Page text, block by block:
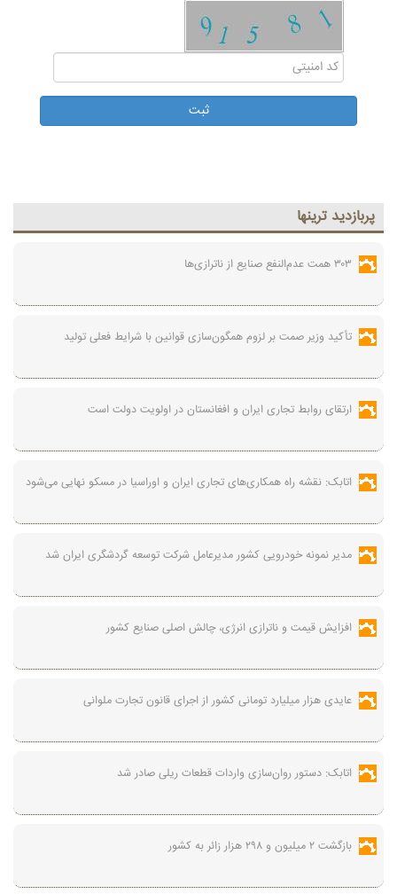
پربازديد ترينها
۳۰۳ همت عدم‌النفع صنایع از ناترازی‌ها
تأکید وزیر صمت بر لزوم همگون‌سازی قوانین با شرایط فعلی تولید
ارتقای روابط تجاری ایران و افغانستان در اولویت دولت است
اتابک: نقشه راه همکاری‌های تجاری ایران و اوراسیا در مسکو نهایی می‌شود
مدیر نمونه خودرویی کشور مدیرعامل شرکت توسعه گردشگری ایران شد
افزایش قیمت و ناترازی انرژی، چالش اصلی صنایع کشور
عایدی هزار میلیارد تومانی کشور از اجرای قانون تجارت ملوانی
اتابک: دستور روان‌سازی واردات قطعات ریلی صادر شد
بازگشت ۲ میلیون و ۲۹۸ هزار زائر به کشور